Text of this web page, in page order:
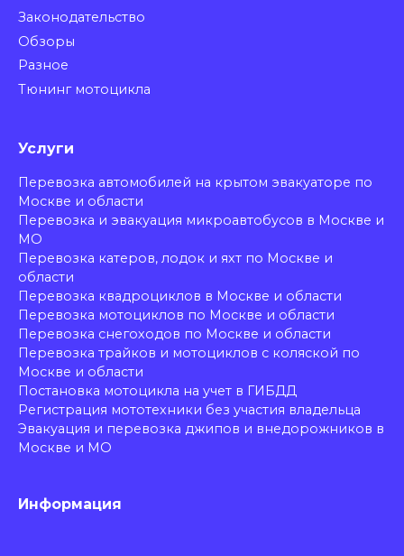
Законодательство
Обзоры
Разное
Тюнинг мотоцикла
Услуги
Перевозка автомобилей на крытом эвакуаторе по
Москве и области
Перевозка и эвакуация микроавтобусов в Москве и
МО
Перевозка катеров, лодок и яхт по Москве и
области
Перевозка квадроциклов в Москве и области
Перевозка мотоциклов по Москве и области
Перевозка снегоходов по Москве и области
Перевозка трайков и мотоциклов с коляской по
Москве и области
Постановка мотоцикла на учет в ГИБДД
Регистрация мототехники без участия владельца
Эвакуация и перевозка джипов и внедорожников в
Москве и МО
Информация